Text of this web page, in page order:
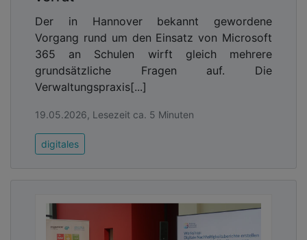
Der in Hannover bekannt gewordene
Vorgang rund um den Einsatz von Microsoft
365 an Schulen wirft gleich mehrere
grundsätzliche Fragen auf. Die
Verwaltungspraxis[...]
19.05.2026, Lesezeit ca. 5 Minuten
digitales